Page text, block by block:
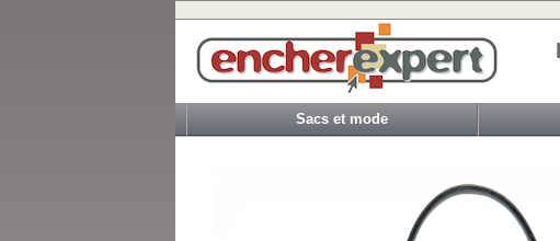
Sacs et mode